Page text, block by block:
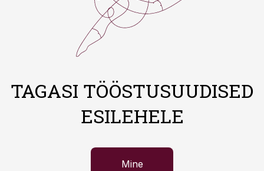
TAGASI TÖÖSTUSUUDISED
ESILEHELE
Mine